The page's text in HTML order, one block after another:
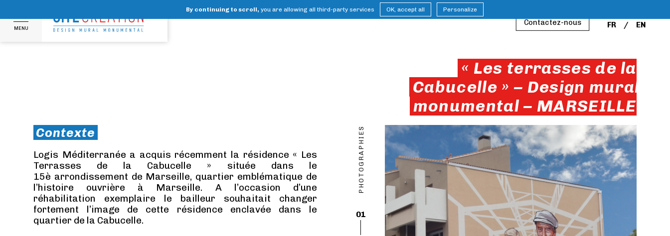
MENU
Contactez-nous FR EN
« Les terrasses de la
Cabucelle » – Design mural
monumental – MARSEILLE
Contexte
Logis Méditerranée a acquis récemment la résidence « Les
Terrasses de la Cabucelle » située dans le
15è arrondissement de Marseille, quartier emblématique de
l’histoire ouvrière à Marseille. A l’occasion d’une
réhabilitation exemplaire le bailleur souhaitait changer
fortement l’image de cette résidence enclavée dans le
quartier de la Cabucelle.
PHOTOGRAPHIES
01
By continuing to scroll, you are allowing all third-party services OK, accept all Personalize